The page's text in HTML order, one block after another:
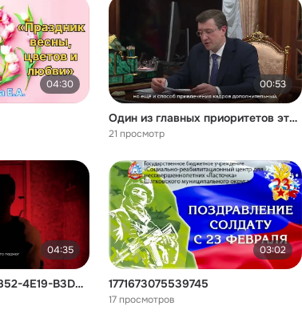
04:30 00:53
Один из главных приоритетов это демография
21 просмотр
04:35
copy_88E7C895-E852-4E19-B3D8-443C69D328C2
03:02
1771673075539745
17 просмотров